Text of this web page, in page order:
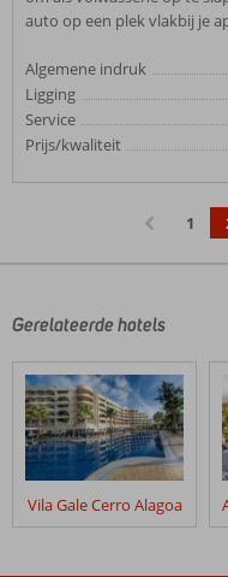
auto op een plek vlakbij je
Algemene indruk
Ligging
Service
Prijs/kwaliteit
1
Gerelateerde hotels
Vila Gale Cerro Alagoa